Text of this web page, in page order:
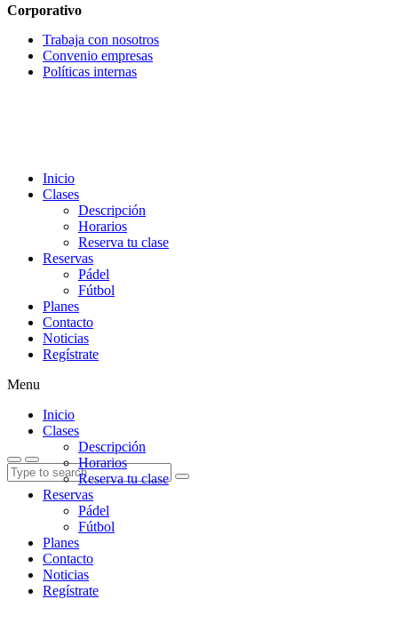
Inicio
Clases
Descripción
Horarios
Reserva tu clase
Reservas
Pádel
Fútbol
Planes
Contacto
Noticias
Regístrate
Menu
Inicio
Clases
Descripción
Horarios
Reserva tu clase
Reservas
Pádel
Fútbol
Planes
Contacto
Noticias
Regístrate
Corporativo
Trabaja con nosotros
Convenio empresas
Políticas internas